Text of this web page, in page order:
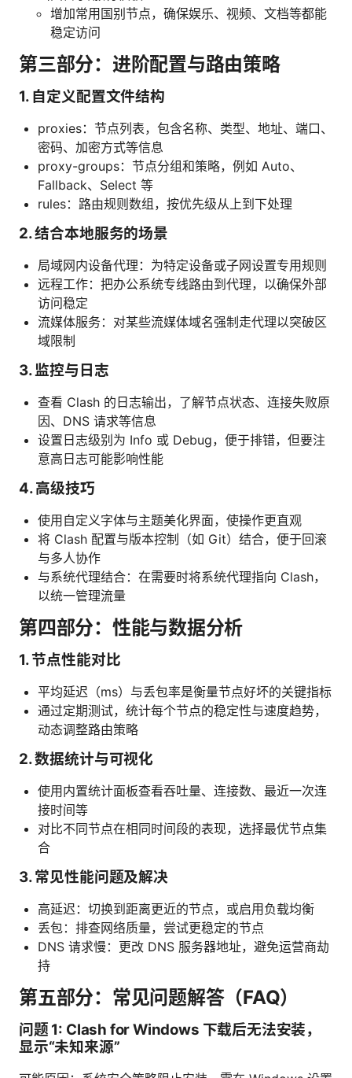
增加常用国别节点，确保娱乐、视频、文档等都能
稳定访问
第三部分：进阶配置与路由策略
1. 自定义配置文件结构
proxies：节点列表，包含名称、类型、地址、端口、
密码、加密方式等信息
proxy-groups：节点分组和策略，例如 Auto、
Fallback、Select 等
rules：路由规则数组，按优先级从上到下处理
2. 结合本地服务的场景
局域网内设备代理：为特定设备或子网设置专用规则
远程工作：把办公系统专线路由到代理，以确保外部
访问稳定
流媒体服务：对某些流媒体域名强制走代理以突破区
域限制
3. 监控与日志
查看 Clash 的日志输出，了解节点状态、连接失败原
因、DNS 请求等信息
设置日志级别为 Info 或 Debug，便于排错，但要注
意高日志可能影响性能
4. 高级技巧
使用自定义字体与主题美化界面，使操作更直观
将 Clash 配置与版本控制（如 Git）结合，便于回滚
与多人协作
与系统代理结合：在需要时将系统代理指向 Clash，
以统一管理流量
第四部分：性能与数据分析
1. 节点性能对比
平均延迟（ms）与丢包率是衡量节点好坏的关键指标
通过定期测试，统计每个节点的稳定性与速度趋势，
动态调整路由策略
2. 数据统计与可视化
使用内置统计面板查看吞吐量、连接数、最近一次连
接时间等
对比不同节点在相同时间段的表现，选择最优节点集
合
3. 常见性能问题及解决
高延迟：切换到距离更近的节点，或启用负载均衡
丢包：排查网络质量，尝试更稳定的节点
DNS 请求慢：更改 DNS 服务器地址，避免运营商劫
持
第五部分：常见问题解答（FAQ）
问题 1: Clash for Windows 下载后无法安装，
显示“未知来源”